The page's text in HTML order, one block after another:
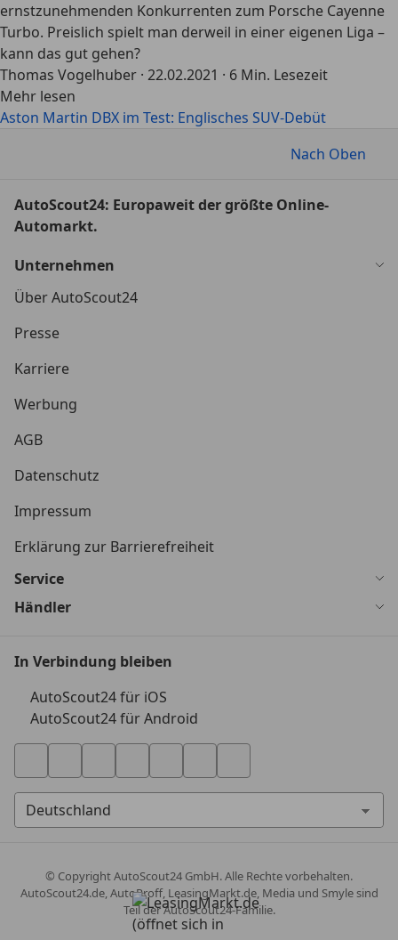
ernstzunehmenden Konkurrenten zum Porsche Cayenne
Turbo. Preislich spielt man derweil in einer eigenen Liga –
kann das gut gehen?
Thomas Vogelhuber · 22.02.2021 · 6 Min. Lesezeit
Mehr lesen
Aston Martin DBX im Test: Englisches SUV-Debüt
Nach Oben
AutoScout24: Europaweit der größte Online-
Automarkt.
Unternehmen
Über AutoScout24
Presse
Karriere
Werbung
AGB
Datenschutz
Impressum
Erklärung zur Barrierefreiheit
Service
Händler
In Verbindung bleiben
AutoScout24 für iOS
AutoScout24 für Android
© CopyrightAutoScout24 GmbH. Alle Rechte vorbehalten.
AutoScout24.de, AutoProff, LeasingMarkt.de, Media und Smyle sind
Teil der AutoScout24-Familie.